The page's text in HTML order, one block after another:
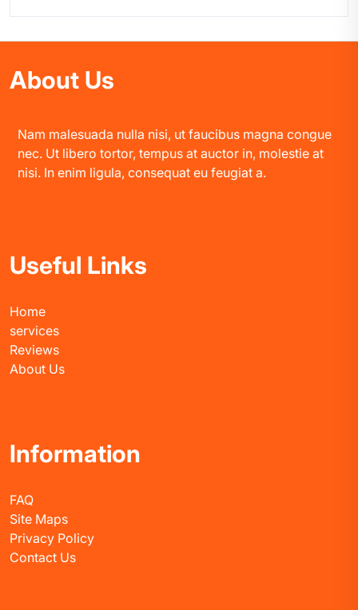
About Us
Nam malesuada nulla nisi, ut faucibus magna congue
nec. Ut libero tortor, tempus at auctor in, molestie at
nisi. In enim ligula, consequat eu feugiat a.
Useful Links
Home
services
Reviews
About Us
Information
FAQ
Site Maps
Privacy Policy
Contact Us